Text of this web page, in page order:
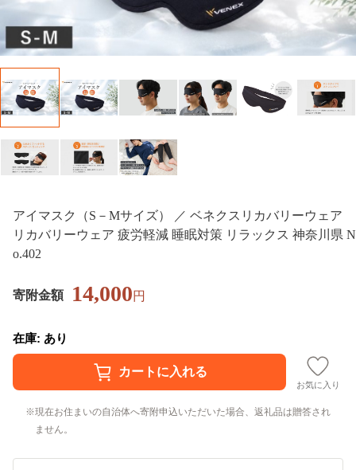
アイマスク（S－Mサイズ） ／ ベネクスリカバリーウェア
リカバリーウェア 疲労軽減 睡眠対策 リラックス 神奈川県 N
o.402
寄附金額 14,000円
在庫: あり
お気に入り
現在お住まいの自治体へ寄附申込いただいた場合、返礼品は贈答され
ません。